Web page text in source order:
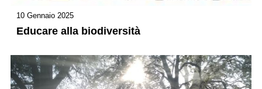
10 Gennaio 2025
Educare alla biodiversità